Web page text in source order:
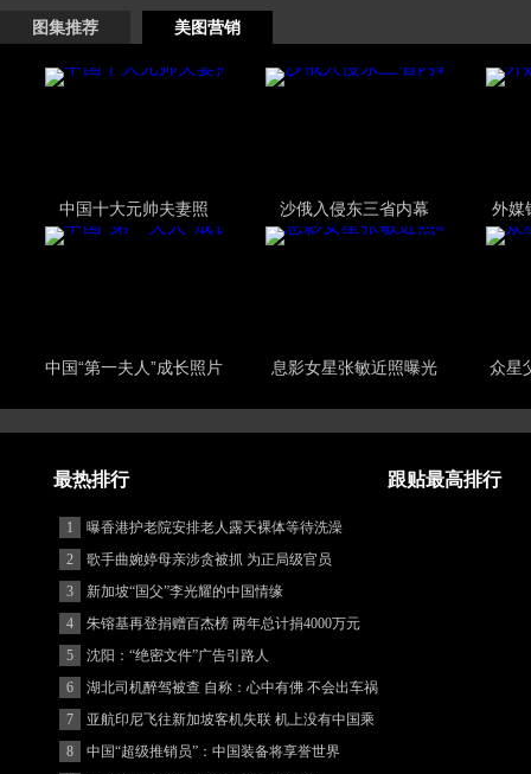
图集推荐 美图营销
中国十大元帅夫妻照 沙俄入侵东三省内幕 外媒
中国“第一夫人”成长照片 息影女星张敏近照曝光 众星
最热排行 跟贴最高排行
1
曝香港护老院安排老人露天裸体等待洗澡
2
歌手曲婉婷母亲涉贪被抓 为正局级官员
3
新加坡“国父”李光耀的中国情缘
4
朱镕基再登捐赠百杰榜 两年总计捐4000万元
5
沈阳：“绝密文件”广告引路人
6
湖北司机醉驾被查 自称：心中有佛 不会出车祸
(图)
7
亚航印尼飞往新加坡客机失联 机上没有中国乘
客
8
中国“超级推销员”：中国装备将享誉世界